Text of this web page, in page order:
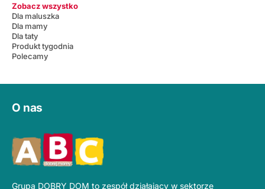
Zobacz wszystko
Dla maluszka
Dla mamy
Dla taty
Produkt tygodnia
Polecamy
O nas
Grupa DOBRY DOM to zespół działający w sektorze